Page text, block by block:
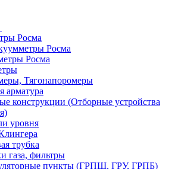
Росма
Росма
Росма
Тягонапоромеры
арматура
конструкции (Отборные устройства
уровня
трубка
газа, фильтры
пункты (ГРПШ, ГРУ, ГРПБ)